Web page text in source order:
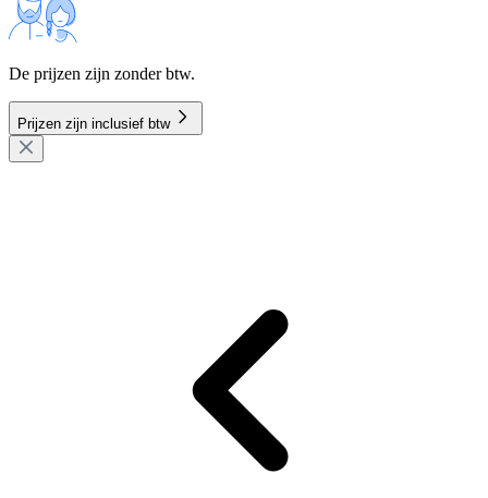
De prijzen zijn zonder btw.
Prijzen zijn inclusief btw